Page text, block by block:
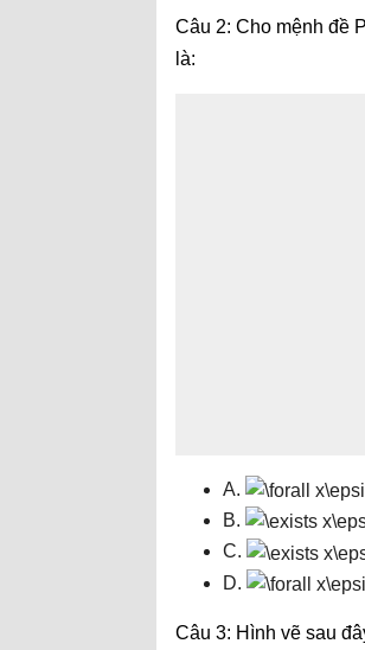
Câu 2: Cho mệnh đề
là:
A.
B.
C.
D.
Câu 3: Hình vẽ sau